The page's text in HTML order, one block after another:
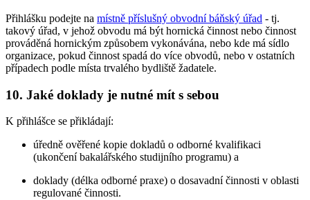
Přihlášku podejte na místně příslušný obvodní báňský úřad - tj.
takový úřad, v jehož obvodu má být hornická činnost nebo činnost
prováděná hornickým způsobem vykonávána, nebo kde má sídlo
organizace, pokud činnost spadá do více obvodů, nebo v ostatních
případech podle místa trvalého bydliště žadatele.
10. Jaké doklady je nutné mít s sebou
K přihlášce se přikládají:
úředně ověřené kopie dokladů o odborné kvalifikaci
(ukončení bakalářského studijního programu) a
doklady (délka odborné praxe) o dosavadní činnosti v oblasti
regulované činnosti.